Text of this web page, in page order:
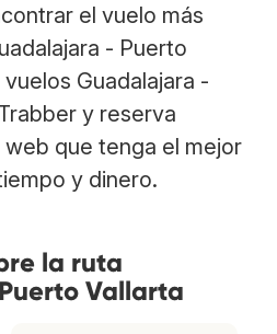
el vuelo más
- Puerto
Guadalajara -
y reserva
que tenga el mejor
y dinero.
la ruta
Vallarta